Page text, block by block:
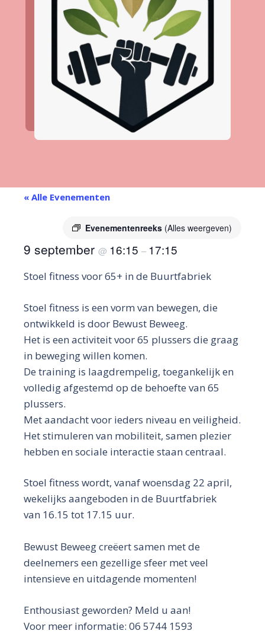
« Alle Evenementen
Evenementenreeks (Alles weergeven)
9 september @ 16:15 – 17:15
Stoel fitness voor 65+ in de Buurtfabriek
Stoel fitness is een vorm van bewegen, die
ontwikkeld is door Bewust Beweeg.
Het is een activiteit voor 65 plussers die graag
in beweging willen komen.
De training is laagdrempelig, toegankelijk en
volledig afgestemd op de behoefte van 65
plussers.
Met aandacht voor ieders niveau en veiligheid.
Het stimuleren van mobiliteit, samen plezier
hebben en sociale interactie staan centraal.
Stoel fitness wordt, vanaf woensdag 22 april,
wekelijks aangeboden in de Buurtfabriek
van 16.15 tot 17.15 uur.
Bewust Beweeg creëert samen met de
deelnemers een gezellige sfeer met veel
intensieve en uitdagende momenten!
Enthousiast geworden? Meld u aan!
Voor meer informatie: 06 5744 1593